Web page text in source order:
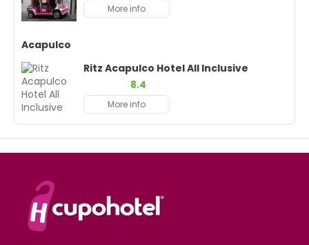
More info
Acapulco
Ritz Acapulco Hotel All Inclusive
8.4
More info